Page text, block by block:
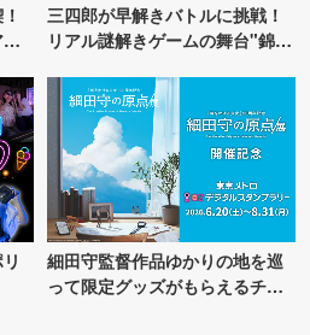
三四郎が早解きバトルに挑戦！
リアル謎解きゲームの舞台"錦糸
細田守監督作品ゆかりの地を巡
って限定グッズがもらえるチャ